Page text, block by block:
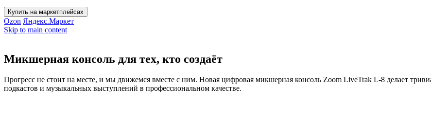
Купить на маркетплейсах
Ozon Яндекс.Маркет
Skip to main content
Микшерная консоль для тех, кто создаёт
Прогресс не стоит на месте, и мы движемся вместе с ним. Новая цифровая микшерная консоль Zoom LiveTrak L-8 делает
подкастов и музыкальных выступлений в профессиональном качестве.